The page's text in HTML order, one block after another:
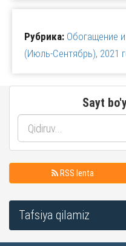
Рубрика: Обогащение
(Июль-Сентябрь), 2021
Sayt
RSS lenta
Tafsiya qilamiz